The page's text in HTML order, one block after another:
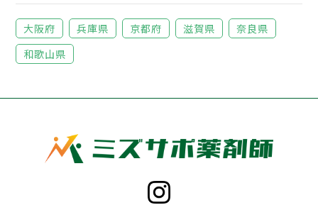
大阪府 兵庫県 京都府 滋賀県
奈良県
和歌山県